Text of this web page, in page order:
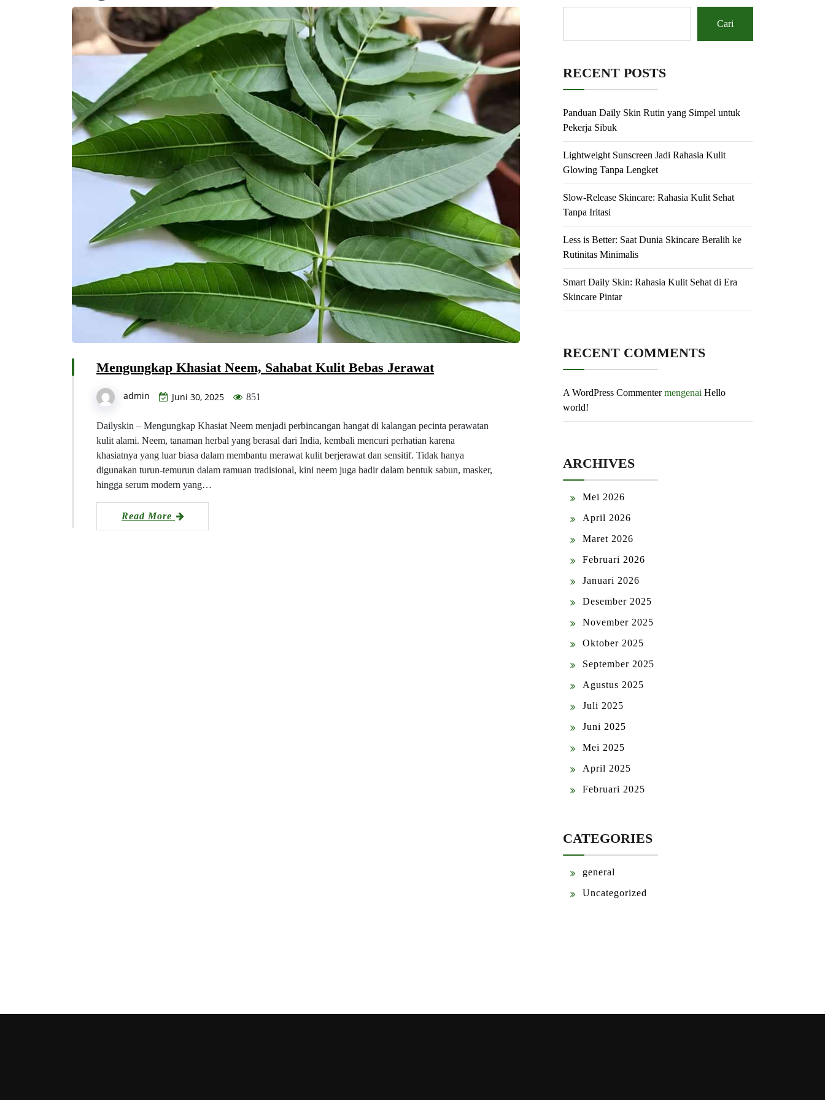
Mengungkap Khasiat Neem, Sahabat Kulit Bebas Jerawat
admin Juni 30, 2025 851
Dailyskin – Mengungkap Khasiat Neem menjadi perbincangan hangat di kalangan pecinta perawatan
kulit alami. Neem, tanaman herbal yang berasal dari India, kembali mencuri perhatian karena
khasiatnya yang luar biasa dalam membantu merawat kulit berjerawat dan sensitif. Tidak hanya
digunakan turun-temurun dalam ramuan tradisional, kini neem juga hadir dalam bentuk sabun, masker,
hingga serum modern yang…
Read More
Cari
RECENT POSTS
Panduan Daily Skin Rutin yang Simpel untuk
Pekerja Sibuk
Lightweight Sunscreen Jadi Rahasia Kulit
Glowing Tanpa Lengket
Slow-Release Skincare: Rahasia Kulit Sehat
Tanpa Iritasi
Less is Better: Saat Dunia Skincare Beralih ke
Rutinitas Minimalis
Smart Daily Skin: Rahasia Kulit Sehat di Era
Skincare Pintar
RECENT COMMENTS
A WordPress Commentermengenai Hello
world!
ARCHIVES
Mei 2026
April 2026
Maret 2026
Februari 2026
Januari 2026
Desember 2025
November 2025
Oktober 2025
September 2025
Agustus 2025
Juli 2025
Juni 2025
Mei 2025
April 2025
Februari 2025
CATEGORIES
general
Uncategorized